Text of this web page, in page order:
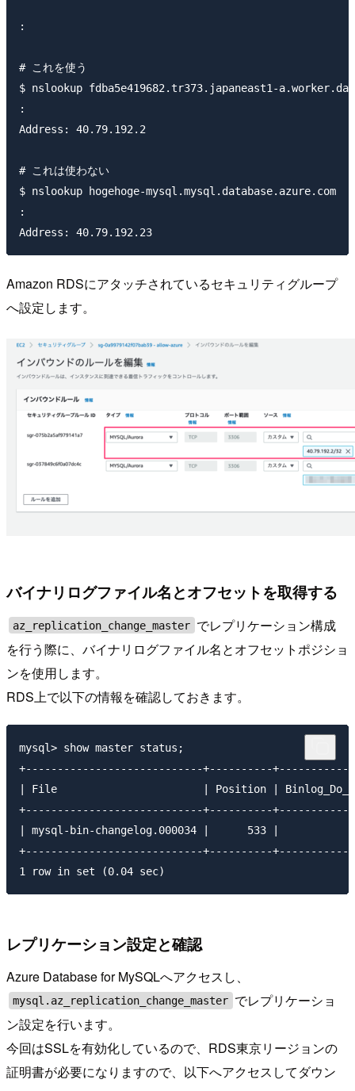
:
# これを使う
$ nslookup fdba5e419682.tr373.japaneast1-
:
Address: 40.79.192.2
# これは使わない
$ nslookup hogehoge-mysql.mysql.database.azure.com
:
Amazon RDSにアタッチされているセキュリティグループ
へ設定します。
バイナリログファイル名とオフセットを取得する
az_replication_change_master でレプリケーション構成
を行う際に、バイナリログファイル名とオフセットポジショ
ンを使用します。
RDS上で以下の情報を確認しておきます。
mysql> show master status;
+----------------------------+----------
| File                       | Position | Binlog_Do_DB |
+----------------------------+----------
| mysql-bin-changelog.000034 |      533
+----------------------------+----------
レプリケーション設定と確認
Azure Database for MySQLへアクセスし、
mysql.az_replication_change_master でレプリケーショ
ン設定を行います。
今回はSSLを有効化しているので、RDS東京リージョンの
証明書が必要になりますので、以下へアクセスしてダウン